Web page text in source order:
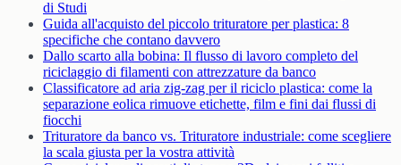
di Studi
Guida all'acquisto del piccolo trituratore per plastica: 8
specifiche che contano davvero
Dallo scarto alla bobina: Il flusso di lavoro completo del
riciclaggio di filamenti con attrezzature da banco
Classificatore ad aria zig-zag per il riciclo plastica: come la
separazione eolica rimuove etichette, film e fini dai flussi di
fiocchi
Trituratore da banco vs. Trituratore industriale: come scegliere
la scala giusta per la vostra attività